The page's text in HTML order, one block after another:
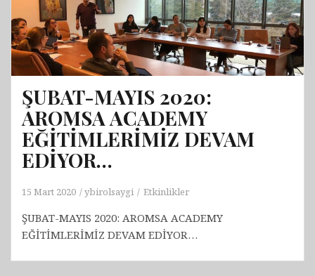
ŞUBAT-MAYIS 2020:
AROMSA ACADEMY
EĞİTİMLERİMİZ DEVAM
EDİYOR…
15 Mart 2020 ybirolsaygi Etkinlikler
ŞUBAT-MAYIS 2020: AROMSA ACADEMY
EĞİTİMLERİMİZ DEVAM EDİYOR…